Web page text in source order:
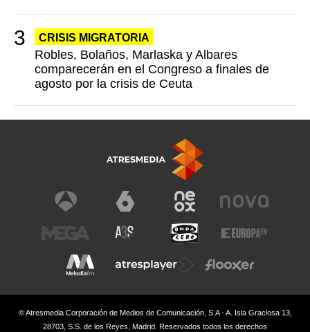
CRISIS MIGRATORIA
Robles, Bolaños, Marlaska y Albares
comparecerán en el Congreso a finales de
agosto por la crisis de Ceuta
© Atresmedia Corporación de Medios de Comunicación, S.A - A. Isla Graciosa 13,
28703, S.S. de los Reyes, Madrid. Reservados todos los derechos